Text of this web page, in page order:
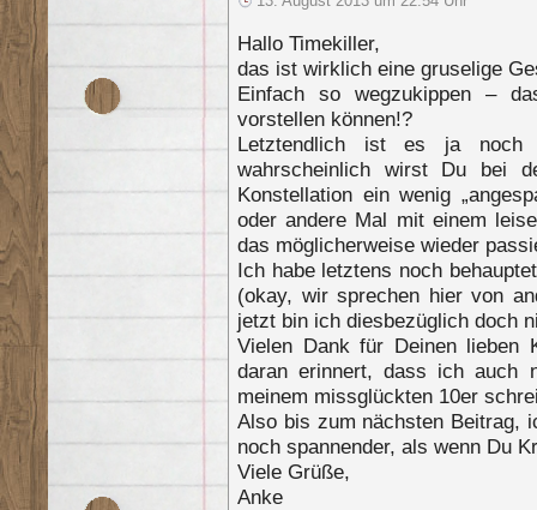
Hallo Timekiller,
das ist wirklich eine gruselige
Einfach so wegzukippen –
vorstellen können!?
Letztendlich ist es ja noch
wahrscheinlich wirst Du bei
Konstellation ein wenig
oder andere Mal mit einem
das möglicherweise wieder
Ich habe letztens noch
(okay, wir sprechen hier von
jetzt bin ich diesbezüglich doch
Vielen Dank für Deinen lieben
daran erinnert, dass ich auch
meinem missglückten 10er
Also bis zum nächsten Beitrag,
noch spannender, als wenn Du
Viele Grüße,
Anke